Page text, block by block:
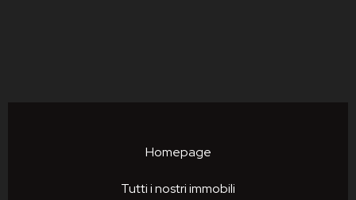
Homepage
Tutti i nostri immobili